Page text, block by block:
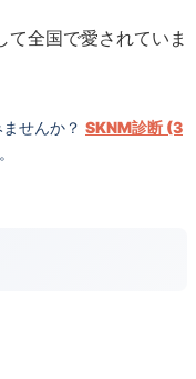
全国で愛されていま
せんか？ SKNM診断 (3